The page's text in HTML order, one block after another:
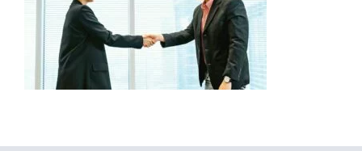
Koplamp herstel
Spotrepair